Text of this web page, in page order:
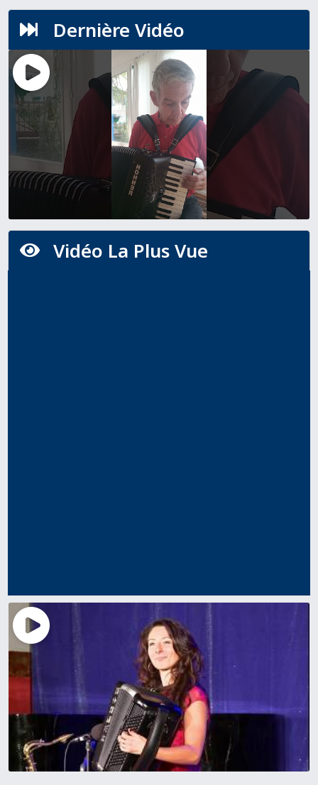
 Dernière Vidéo
 Vidéo La Plus Vue